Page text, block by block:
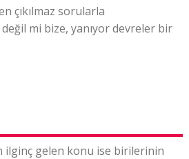
çıkılmaz sorularla
değil mi bize, yanıyor devreler bir
ilginç gelen konu ise birilerinin